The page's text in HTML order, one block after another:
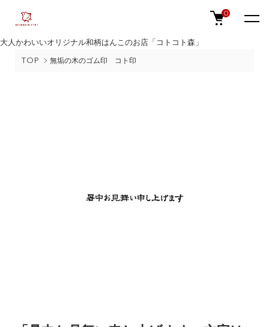
大人かわいいオリジナル和柄はんこのお店「コトコト森」
0
TOP 無垢の木のゴム印 コト印